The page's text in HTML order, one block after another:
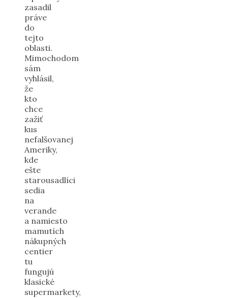
zasadil
práve
do
tejto
oblasti.
Mimochodom
sám
vyhlásil,
že
kto
chce
zažiť
kus
nefalšovanej
Ameriky,
kde
ešte
starousadlíci
sedia
na
verande
a namiesto
mamutích
nákupných
centier
tu
fungujú
klasické
supermarkety,